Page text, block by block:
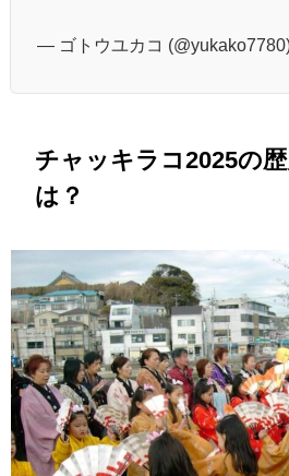
— ゴトウユカコ
チャッキラコ2025の
は？